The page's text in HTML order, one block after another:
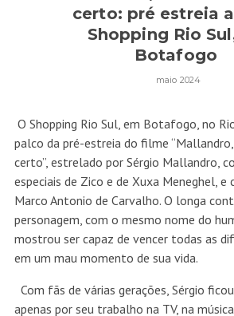
certo: pré estreia
Shopping Rio
Botafogo
maio 2024
O Shopping Rio Sul, em Botafogo, no
palco da pré-estreia do filme
certo”, estrelado por Sérgio Mallandro,
especiais de Zico e de Xuxa Meneghel, e
Marco Antonio de Carvalho. O longa
personagem, com o mesmo nome do
mostrou ser capaz de vencer todas as
em um mau momento de sua vida.
Com fãs de várias gerações, Sérgio
apenas por seu trabalho na TV, na